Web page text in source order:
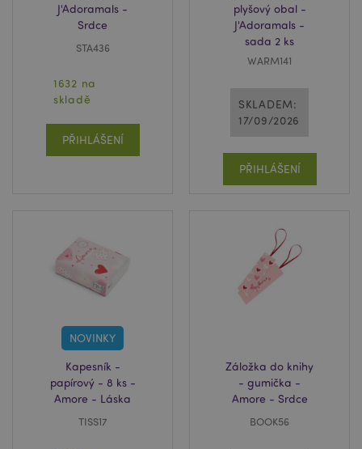
J'Adoramals -
Srdce
STA436
1632 na
skladě
PŘIHLÁŠENÍ
plyšový obal -
J'Adoramals -
sada 2 ks
WARM141
SKLADEM:
17/09/2026
PŘIHLÁŠENÍ
NOVINKY
Kapesník -
papírový - 8 ks -
Amore - Láska
TISS17
Záložka do knihy
- gumička -
Amore - Srdce
BOOK56